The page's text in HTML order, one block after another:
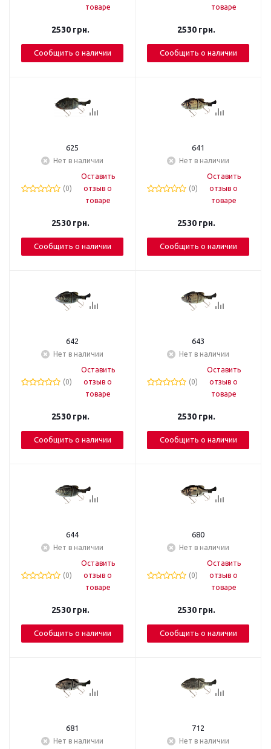
товаре
2530грн.
Сообщить о наличии
товаре
2530грн.
Сообщить о наличии
625
Нет в наличии
(0)
Оставить
отзыв о
товаре
2530грн.
Сообщить о наличии
641
Нет в наличии
(0)
Оставить
отзыв о
товаре
2530грн.
Сообщить о наличии
642
Нет в наличии
(0)
Оставить
отзыв о
товаре
2530грн.
Сообщить о наличии
643
Нет в наличии
(0)
Оставить
отзыв о
товаре
2530грн.
Сообщить о наличии
644
Нет в наличии
(0)
Оставить
отзыв о
товаре
2530грн.
Сообщить о наличии
680
Нет в наличии
(0)
Оставить
отзыв о
товаре
2530грн.
Сообщить о наличии
681
Нет в наличии
712
Нет в наличии